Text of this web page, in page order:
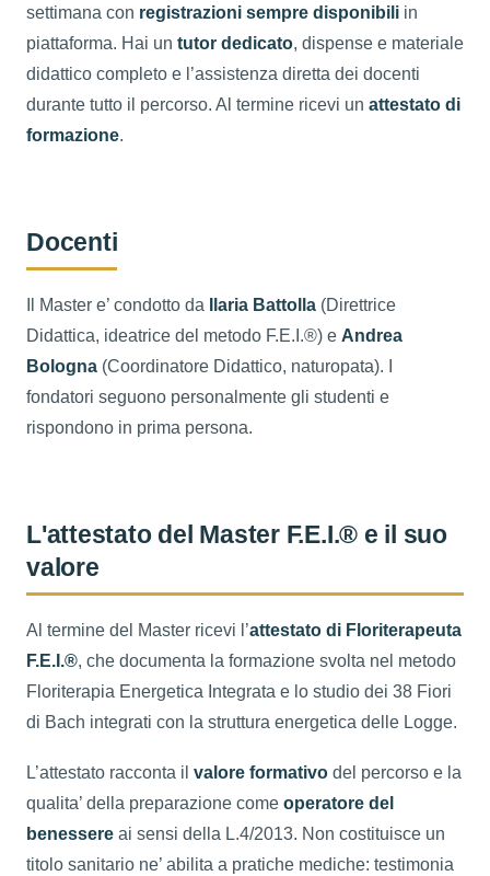
settimana con registrazioni sempre disponibili in
piattaforma. Hai un tutor dedicato, dispense e materiale
didattico completo e l’assistenza diretta dei docenti
durante tutto il percorso. Al termine ricevi un attestato di
formazione.
Docenti
Il Master e’ condotto da Ilaria Battolla (Direttrice
Didattica, ideatrice del metodo F.E.I.®) e Andrea
Bologna (Coordinatore Didattico, naturopata). I
fondatori seguono personalmente gli studenti e
rispondono in prima persona.
L'attestato del Master F.E.I.® e il suo
valore
Al termine del Master ricevi l’attestato di Floriterapeuta
F.E.I.®, che documenta la formazione svolta nel metodo
Floriterapia Energetica Integrata e lo studio dei 38 Fiori
di Bach integrati con la struttura energetica delle Logge.
L’attestato racconta il valore formativo del percorso e la
qualita’ della preparazione come operatore del
benessere ai sensi della L.4/2013. Non costituisce un
titolo sanitario ne’ abilita a pratiche mediche: testimonia